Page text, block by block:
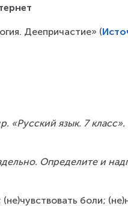
Деепричастие» (
«Русский язык. 7
Определите и
боли;